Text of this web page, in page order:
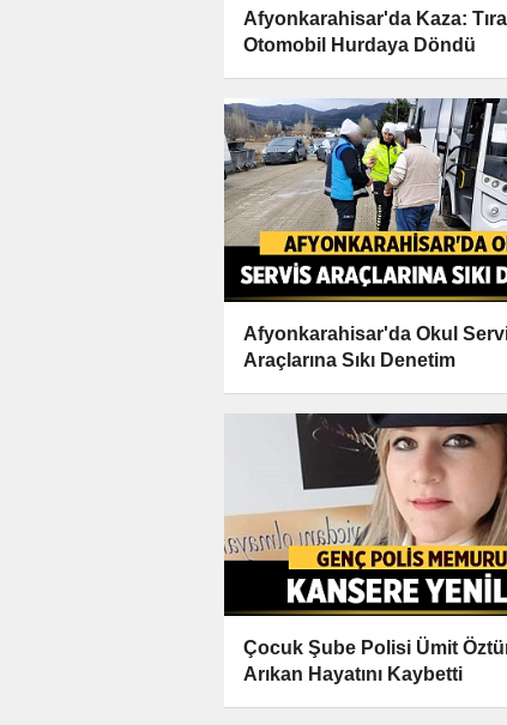
Afyonkarahisar'da Kaza:
Otomobil Hurdaya Döndü
Afyonkarahisar'da Okul
Araçlarına Sıkı Denetim
Çocuk Şube Polisi Ümit
Arıkan Hayatını Kaybetti